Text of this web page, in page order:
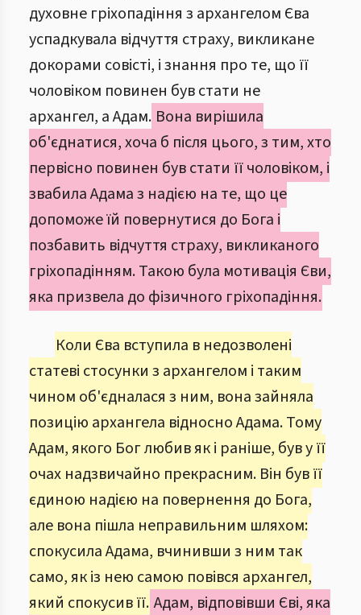
духовне гріхопадіння з архангелом Єва
успадкувала відчуття страху, викликане
докорами совісті, і знання про те, що її
чоловіком повинен був стати не
архангел, а Адам. Вона вирішила
об'єднатися, хоча б після цього, з тим, хто
первісно повинен був стати її чоловіком, і
звабила Адама з надією на те, що це
допоможе їй повернутися до Бога і
позбавить відчуття страху, викликаного
гріхопадінням. Такою була мотивація Єви,
яка призвела до фізичного гріхопадіння.
Коли Єва вступила в недозволені
статеві стосунки з архангелом і таким
чином об'єдналася з ним, вона зайняла
позицію архангела відносно Адама. Тому
Адам, якого Бог любив як і раніше, був у її
очах надзвичайно прекрасним. Він був її
єдиною надією на повернення до Бога,
але вона пішла неправильним шляхом:
спокусила Адама, вчинивши з ним так
само, як із нею самою повівся архангел,
який спокусив її.Адам, відповівши Єві, яка